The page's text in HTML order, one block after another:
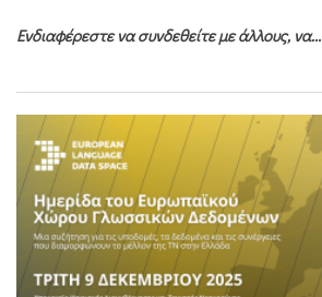
Ενδιαφέρεστε να συνδεθείτε με άλλους, να...